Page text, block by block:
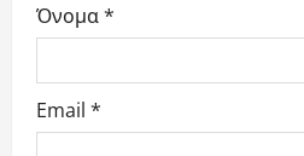
Όνομα*
Email *